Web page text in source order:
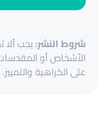
شروط النشر:يجب ألا
الأشخاص أو المقدسات
على الكراهية والتمييز.